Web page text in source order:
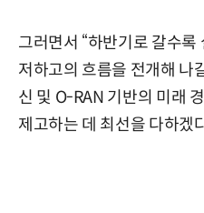
그러면서 “하반기로 갈수
저하고의 흐름을 전개해 나
신 및 O-RAN 기반의 미래
제고하는 데 최선을 다하겠